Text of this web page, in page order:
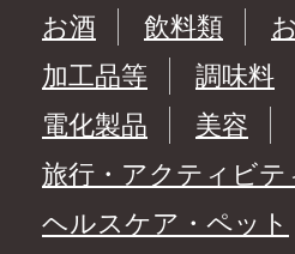
お酒
飲料類
加工品等
調味料
電化製品
美容
旅行・アクティビテ
ヘルスケア・ペット